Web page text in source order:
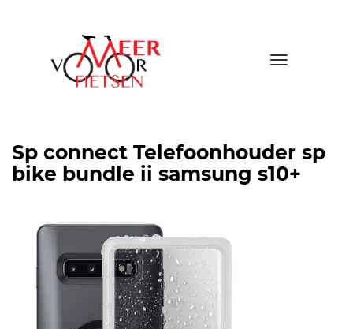
Toggle
Sp connect Telefoonhouder sp
bike bundle ii samsung s10+